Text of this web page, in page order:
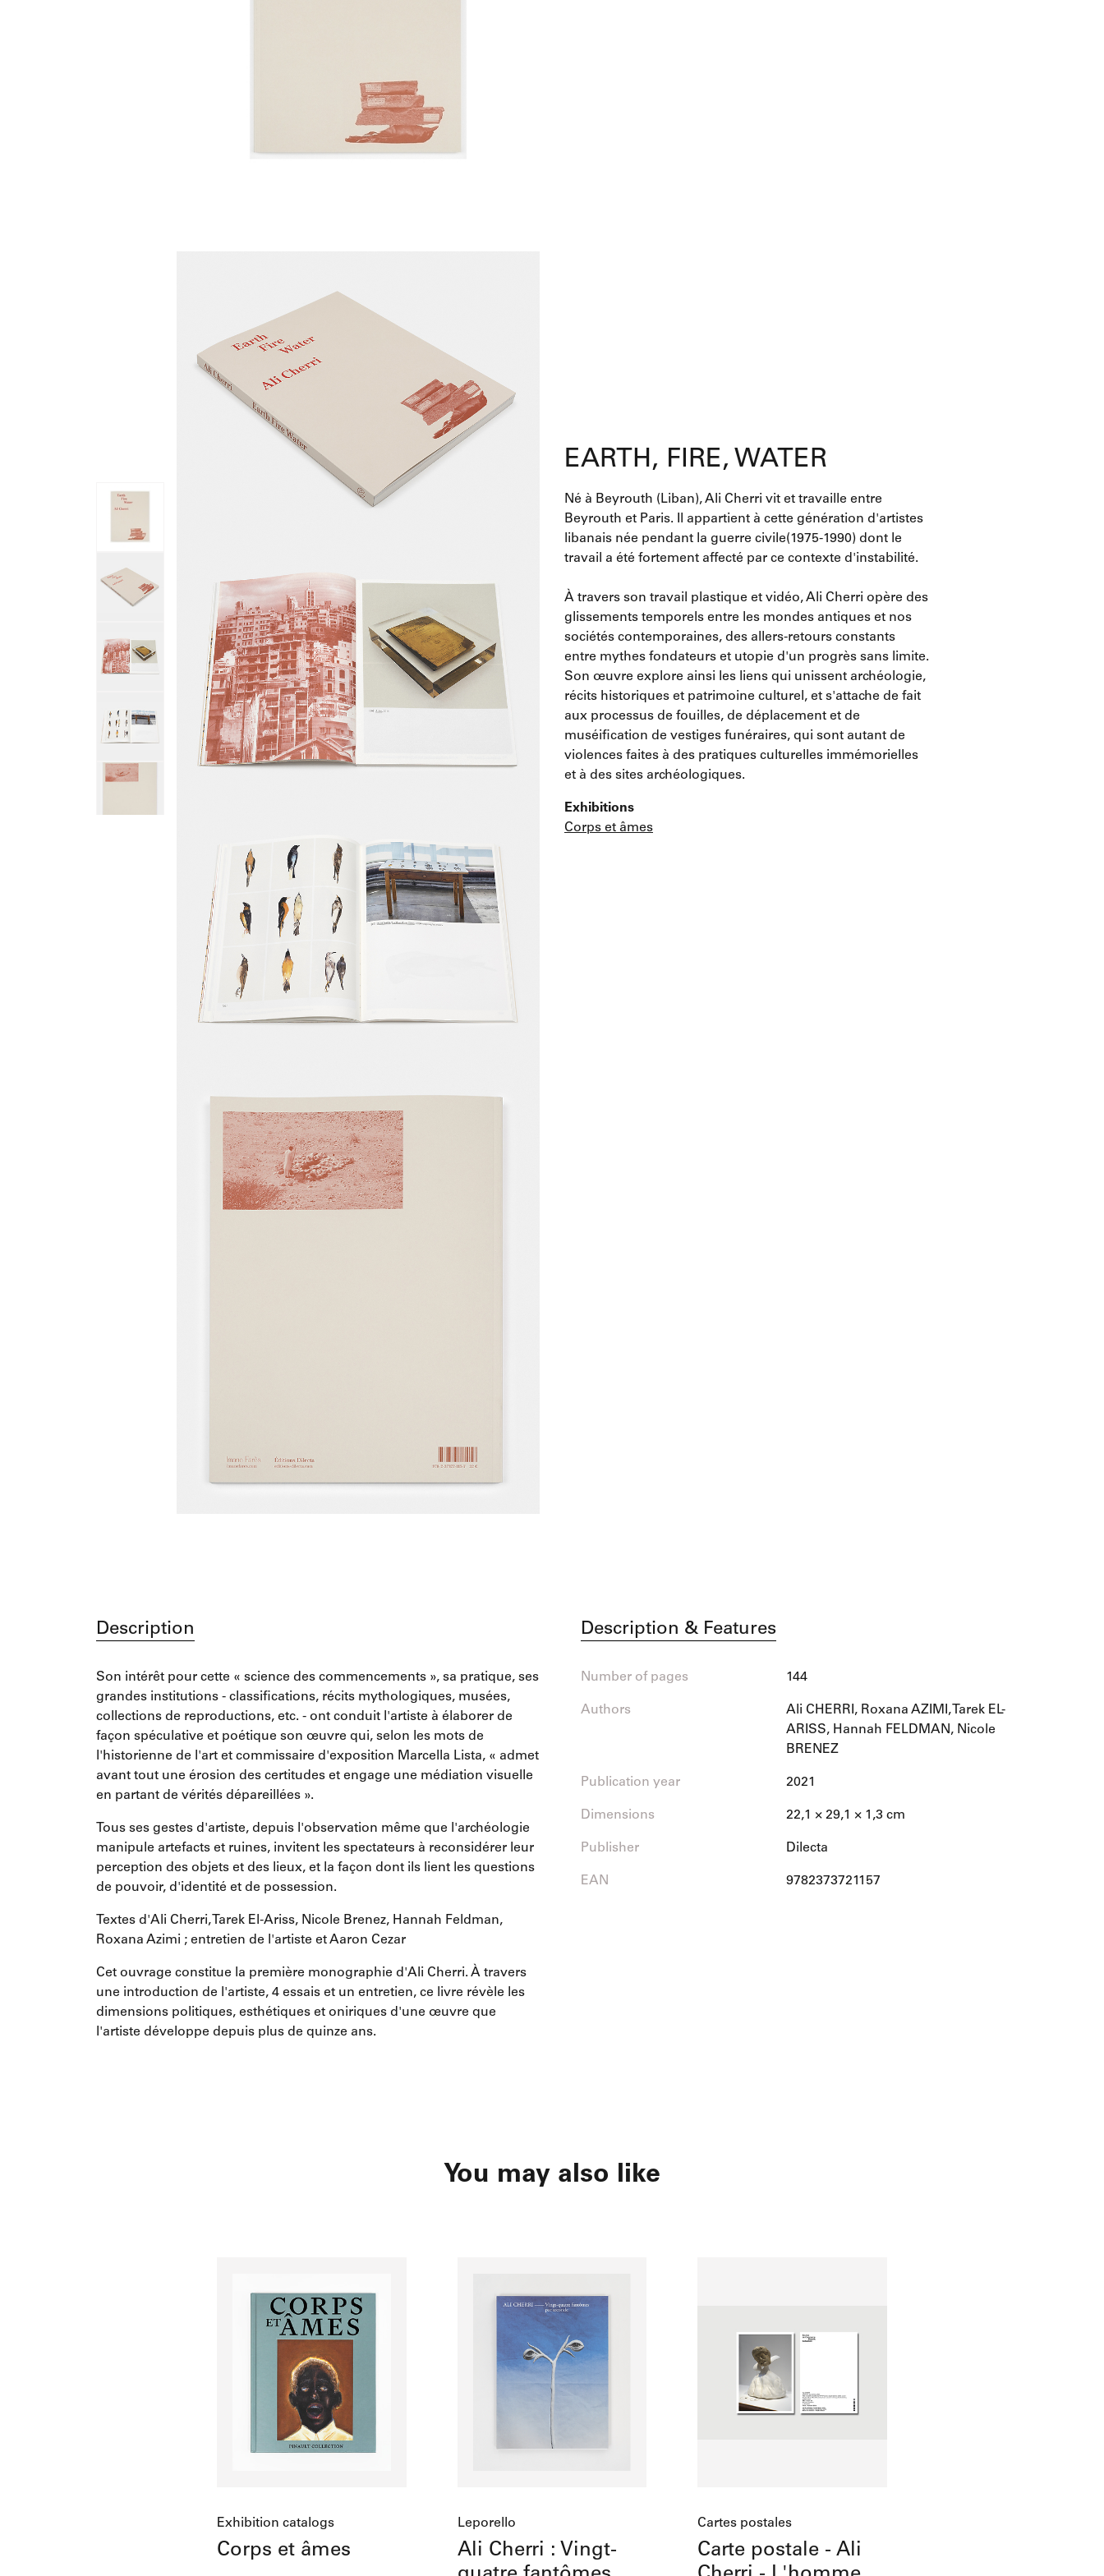
EARTH, FIRE, WATER
Né à Beyrouth (Liban), Ali Cherri vit et travaille entre
Beyrouth et Paris. Il appartient à cette génération d'artistes
libanais née pendant la guerre civile(1975-1990) dont le
travail a été fortement affecté par ce contexte d'instabilité.
À travers son travail plastique et vidéo, Ali Cherri opère des
glissements temporels entre les mondes antiques et nos
sociétés contemporaines, des allers-retours constants
entre mythes fondateurs et utopie d'un progrès sans limite.
Son œuvre explore ainsi les liens qui unissent archéologie,
récits historiques et patrimoine culturel, et s'attache de fait
aux processus de fouilles, de déplacement et de
muséification de vestiges funéraires, qui sont autant de
violences faites à des pratiques culturelles immémorielles
et à des sites archéologiques.
Exhibitions
Corps et âmes
Description
Son intérêt pour cette « science des commencements », sa pratique, ses
grandes institutions - classifications, récits mythologiques, musées,
collections de reproductions, etc. - ont conduit l'artiste à élaborer de
façon spéculative et poétique son œuvre qui, selon les mots de
l'historienne de l'art et commissaire d'exposition Marcella Lista, « admet
avant tout une érosion des certitudes et engage une médiation visuelle
en partant de vérités dépareillées ».
Tous ses gestes d'artiste, depuis l'observation même que l'archéologie
manipule artefacts et ruines, invitent les spectateurs à reconsidérer leur
perception des objets et des lieux, et la façon dont ils lient les questions
de pouvoir, d'identité et de possession.
Textes d'Ali Cherri, Tarek El-Ariss, Nicole Brenez, Hannah Feldman,
Roxana Azimi ; entretien de l'artiste et Aaron Cezar
Cet ouvrage constitue la première monographie d'Ali Cherri. À travers
une introduction de l'artiste, 4 essais et un entretien, ce livre révèle les
dimensions politiques, esthétiques et oniriques d'une œuvre que
l'artiste développe depuis plus de quinze ans.
Description & Features
Number of pages 144
Authors
Ali CHERRI, Roxana AZIMI, Tarek EL-
ARISS, Hannah FELDMAN, Nicole
BRENEZ
Publication year 2021
Dimensions 22,1 × 29,1 × 1,3 cm
Publisher Dilecta
EAN 9782373721157
You may also like
Exhibition catalogs
Corps et âmes
Leporello
Ali Cherri : Vingt-
Cartes postales
Carte postale - Ali